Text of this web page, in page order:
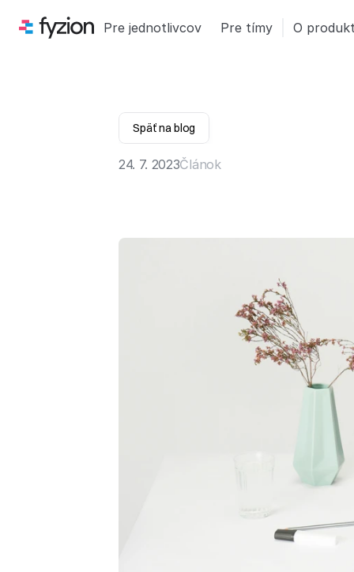
Pre jednotlivcov Pre tímy O
Späť na blog
24. 7. 2023Článok